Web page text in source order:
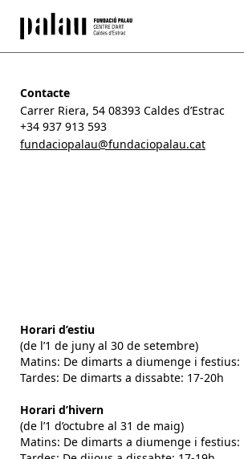
Contacte
Carrer Riera, 54 08393 Caldes d’Estrac
+34 937 913 593
fundaciopalau@fundaciopalau.cat
Horari d’estiu
(de l’1 de juny al 30 de setembre)
Matins: De dimarts a diumenge i festius:
Tardes: De dimarts a dissabte: 17-20h
Horari d’hivern
(de l’1 d’octubre al 31 de maig)
Matins: De dimarts a diumenge i festius: